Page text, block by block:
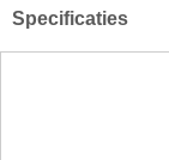
Specificaties